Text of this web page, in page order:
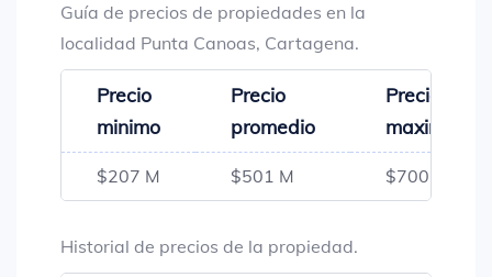
Guía de precios de propiedades en la
localidad Punta Canoas, Cartagena.
Precio
minimo
Precio
promedio
Precio
maximo
$207 M $501 M $700 M
Historial de precios de la propiedad.